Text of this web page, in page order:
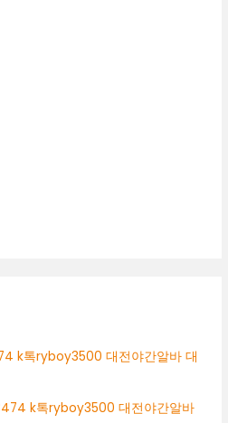
k톡ryboy3500 대전야간알바 대
k톡ryboy3500 대전야간알바